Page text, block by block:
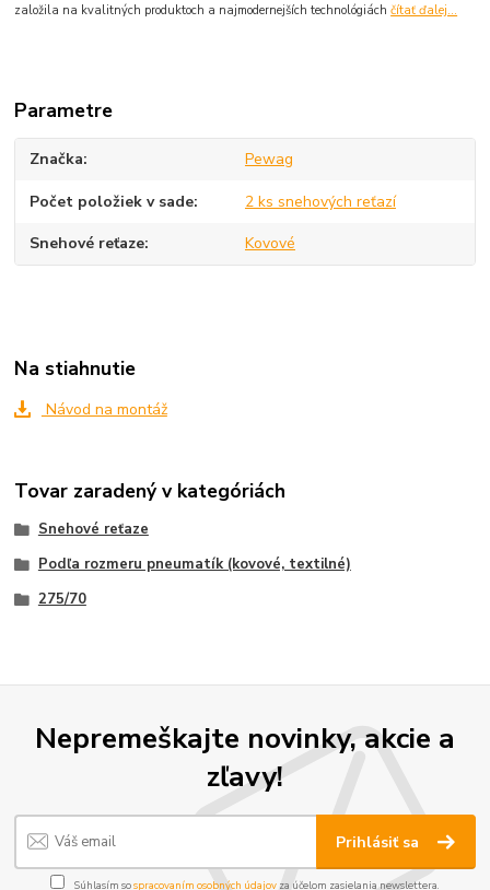
založila na kvalitných produktoch a najmodernejších technológiáchčítať ďalej...
Parametre
Značka Pewag
Počet položiek v sade 2 ks snehových reťazí
Snehové reťaze Kovové
Na stiahnutie
Návod na montáž
Tovar zaradený v kategóriách
Snehové reťaze
Podľa rozmeru pneumatík (kovové, textilné)
275/70
Nepremeškajte novinky, akcie a
zľavy!
Prihlásiť sa
Súhlasím sospracovaním osobných údajov za účelom zasielania newslettera.